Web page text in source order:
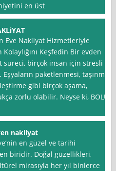
en üst
Eve Nakliyat Hizmetleriyle
Kolaylığını Keşfedin Bir evden
süreci, birçok insan için stresli
paketlenmesi, taşınma
gibi birçok aşama,
zorlu olabilir. Neyse ki, BOLU
nakliyat
en güzel ve tarihi
biridir. Doğal güzellikleri,
mirasıyla her yıl binlerce